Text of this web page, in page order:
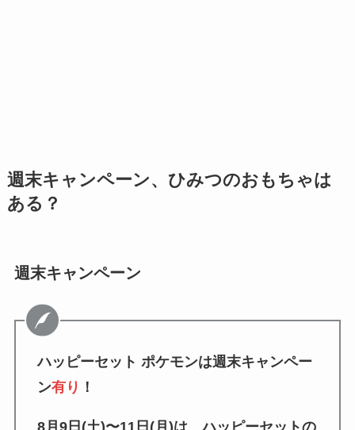
週末キャンペーン、ひみつのおもちゃは
ある？
週末キャンペーン
ハッピーセット ポケモンは週末キャンペー
ン有り ！